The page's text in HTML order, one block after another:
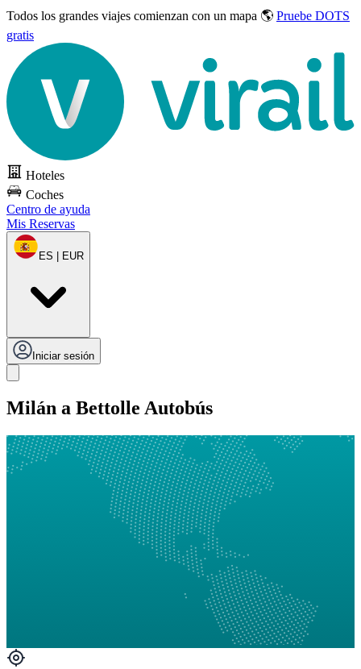
Todos los grandes viajes comienzan con un mapa 🌎 Pruebe DOTS
gratis
Hoteles
Coches
Centro de ayuda
Mis Reservas
ES | EUR
Iniciar sesión
Milán a Bettolle Autobús